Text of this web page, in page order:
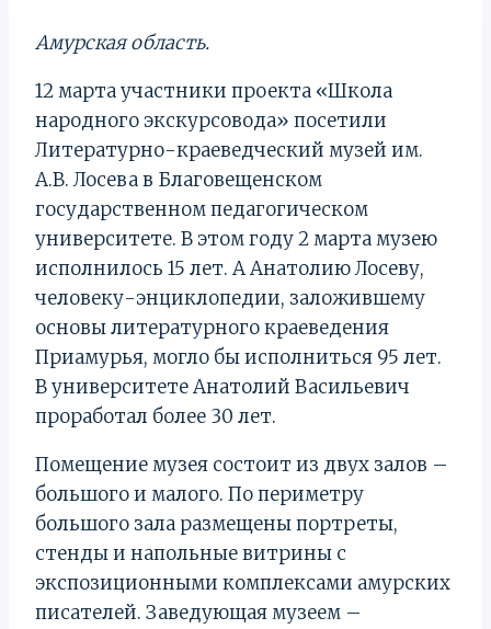
Амурская область.
12 марта участники проекта «Школа
народного экскурсовода» посетили
Литературно-краеведческий музей им.
А.В. Лосева в Благовещенском
государственном педагогическом
университете. В этом году 2 марта музею
исполнилось 15 лет. А Анатолию Лосеву,
человеку-энциклопедии, заложившему
основы литературного краеведения
Приамурья, могло бы исполниться 95 лет.
В университете Анатолий Васильевич
проработал более 30 лет.
Помещение музея состоит из двух залов –
большого и малого. По периметру
большого зала размещены портреты,
стенды и напольные витрины с
экспозиционными комплексами амурских
писателей. Заведующая музеем –